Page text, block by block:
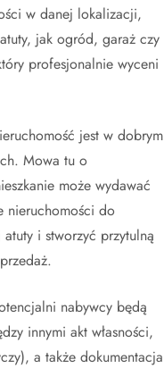
w danej lokalizacji,
jak ogród, garaż czy
profesjonalnie wyceni
jest w dobrym
Mowa tu o
może wydawać
nieruchomości do
i stworzyć przytulną
nabywcy będą
innymi akt własności,
a także dokumentacja